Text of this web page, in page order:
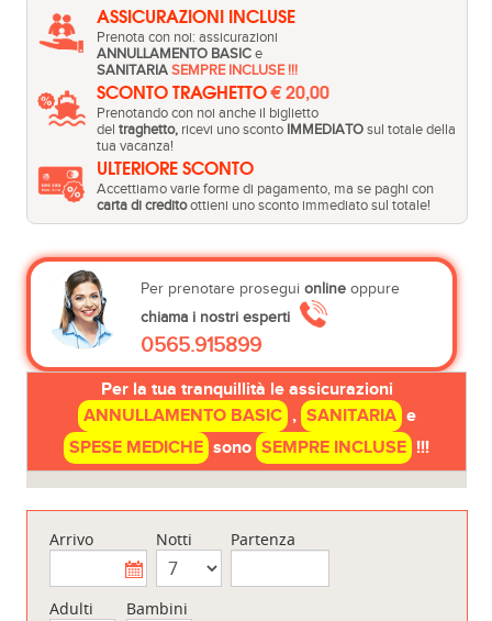
ASSICURAZIONI INCLUSE
Prenota con noi: assicurazioni
ANNULLAMENTO BASIC e
SANITARIA SEMPRE INCLUSE !!!
SCONTO TRAGHETTO€ 20,00
Prenotando con noi anche il biglietto
del traghetto, ricevi uno sconto IMMEDIATO sul totale della
tua vacanza!
ULTERIORE SCONTO
Accettiamo varie forme di pagamento, ma se paghi con
carta di creditoottieni uno sconto immediato sul totale!
Per prenotare prosegui onlineoppure
chiama i nostri esperti
0565.915899
Per la tua tranquillità le assicurazioni
ANNULLAMENTO BASIC , SANITARIA e
SPESE MEDICHE sono SEMPRE INCLUSE !!!
Arrivo Notti Partenza
Adulti Bambini